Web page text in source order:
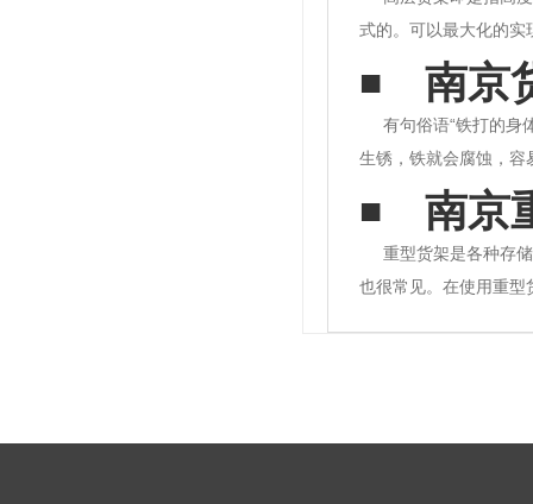
式的。可以最大化的实
更多的货物，可以更
点：高层货架由于高
南京
有句俗语“铁打的身
生锈，铁就会腐蚀，容
享一下防止货架生锈
享一下仓库货架防潮
南京
重型货架是各种存
也很常见。在使用重型